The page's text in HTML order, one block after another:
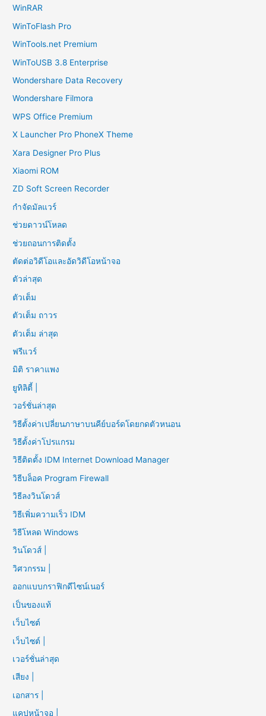
WinRAR
WinToFlash Pro
WinTools.net Premium
WinToUSB 3.8 Enterprise
Wondershare Data Recovery
Wondershare Filmora
WPS Office Premium
X Launcher Pro PhoneX Theme
Xara Designer Pro Plus
Xiaomi ROM
ZD Soft Screen Recorder
กำจัดมัลแวร์
ช่วยดาวน์โหลด
ช่วยถอนการติดตั้ง
ตัดต่อวิดีโอและอัดวิดีโอหน้าจอ
ตัวล่าสุด
ตัวเต็ม
ตัวเต็ม ถาวร
ตัวเต็ม ล่าสุด
ฟรีแวร์
มิติ ราคาแพง
ยูทิลิตี้ |
วอร์ชั่นล่าสุด
วิธีตั้งค่าเปลี่ยนภาษาบนคีย์บอร์ดโดยกดตัวหนอน
วิธีตั้งค่าโปรแกรม
วิธีติดตั้ง IDM Internet Download Manager
วิธีบล็อค Program Firewall
วิธีลงวินโดวส์
วิธีเพิ่มความเร็ว IDM
วิธีโหลด Windows
วินโดวส์ |
วิศวกรรม |
ออกแบบกราฟิกดีไซน์เนอร์
เป็นของแท้
เว็บไซต์
เว็บไซต์ |
เวอร์ชั่นล่าสุด
เสียง |
เอกสาร |
แคปหน้าจอ |